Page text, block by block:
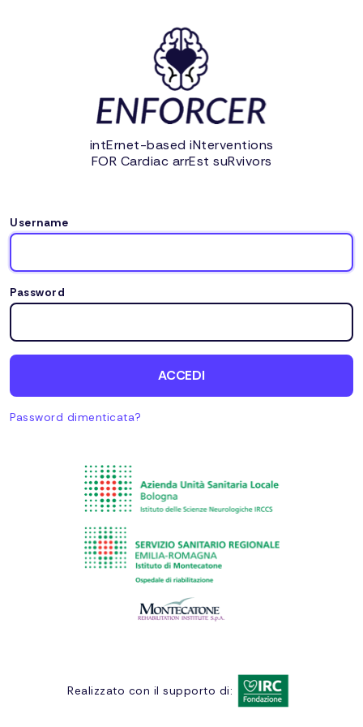
intErnet-based iNterventions
FOR Cardiac arrEst suRvivors
Username
Password
ACCEDI
Password dimenticata?
Realizzato con il supporto di: